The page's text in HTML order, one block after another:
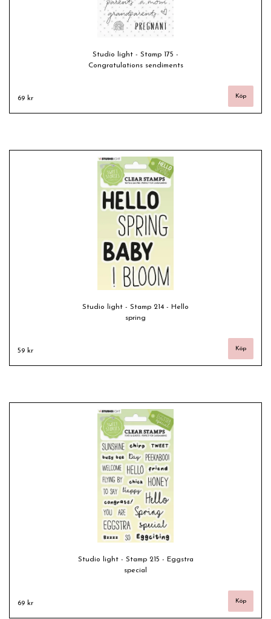
Studio light - Stamp 175 -
Congratulations sendiments
69 kr
Studio light - Stamp 214 - Hello
spring
59 kr
Studio light - Stamp 215 - Eggstra
special
69 kr